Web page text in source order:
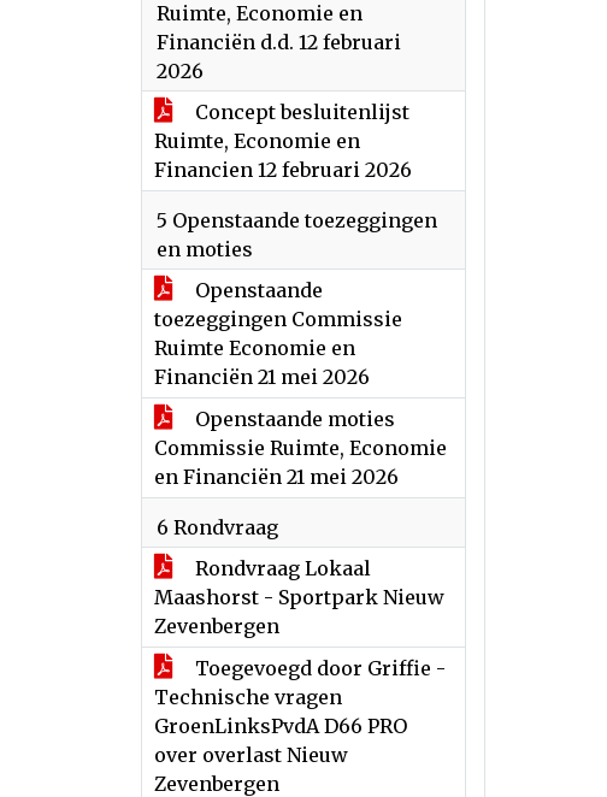
Ruimte, Economie en
Financiën d.d. 12 februari
2026
Concept besluitenlijst
Ruimte, Economie en
Financien 12 februari 2026
5 Openstaande toezeggingen
en moties
Openstaande
toezeggingen Commissie
Ruimte Economie en
Financiën 21 mei 2026
Openstaande moties
Commissie Ruimte, Economie
en Financiën 21 mei 2026
6 Rondvraag
Rondvraag Lokaal
Maashorst - Sportpark Nieuw
Zevenbergen
Toegevoegd door Griffie -
Technische vragen
GroenLinksPvdA D66 PRO
over overlast Nieuw
Zevenbergen